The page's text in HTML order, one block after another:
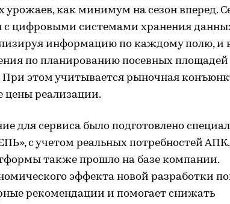
урожаев, как минимум на сезон вперед.
с цифровыми системами хранения
информацию по каждому полю, и
по планированию посевных площадей
этом учитывается рыночная
цены реализации.
для сервиса было подготовлено
с учетом реальных потребностей АПК.
также прошло на базе компании.
эффекта новой разработки
рекомендации и помогает снижать